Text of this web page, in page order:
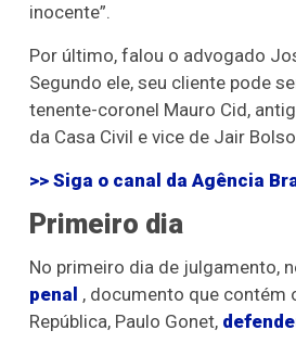
inocente”.
Por último, falou o advogado
Segundo ele, seu cliente pode
tenente-coronel Mauro Cid,
da Casa Civil e vice de Jair
>> Siga o canal da Agência
Primeiro dia
No primeiro dia de julgamento,
penal , documento que contém
República, Paulo Gonet,